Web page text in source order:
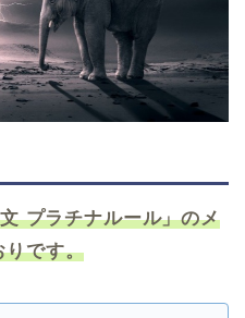
プラチナルール」のメ
りです。